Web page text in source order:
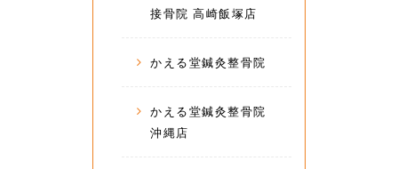
接骨院 高崎飯塚店
かえる堂鍼灸整骨院
かえる堂鍼灸整骨院
沖縄店